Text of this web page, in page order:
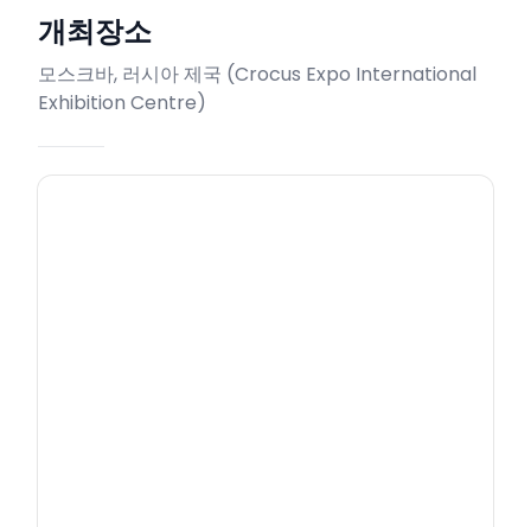
개최장소
모스크바, 러시아 제국 (Crocus Expo International
Exhibition Centre)